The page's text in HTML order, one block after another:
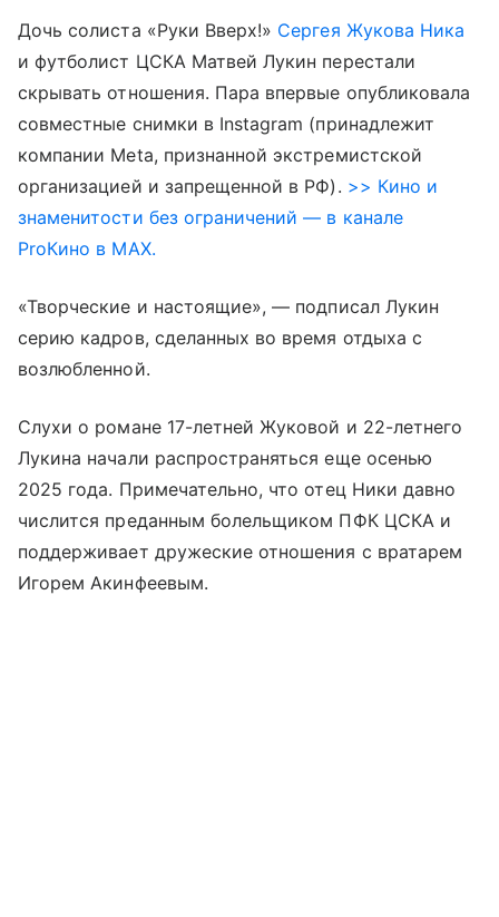
Дочь солиста «Руки Вверх!» Сергея Жукова Ника
и футболист ЦСКА Матвей Лукин перестали
скрывать отношения. Пара впервые опубликовала
совместные снимки в Instagram (принадлежит
компании Meta, признанной экстремистской
организацией и запрещенной в РФ). >> Кино и
знаменитости без ограничений — в канале
ProКино в MAX.
«Творческие и настоящие», — подписал Лукин
серию кадров, сделанных во время отдыха с
возлюбленной.
Слухи о романе 17-летней Жуковой и 22-летнего
Лукина начали распространяться еще осенью
2025 года. Примечательно, что отец Ники давно
числится преданным болельщиком ПФК ЦСКА и
поддерживает дружеские отношения с вратарем
Игорем Акинфеевым.